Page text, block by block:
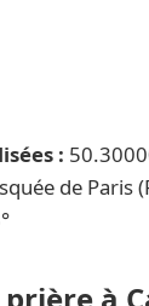
:
de Paris